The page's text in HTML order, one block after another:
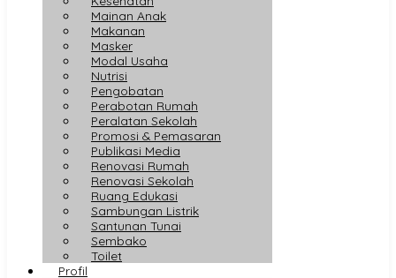
Mainan Anak
Makanan
Masker
Modal Usaha
Nutrisi
Pengobatan
Perabotan Rumah
Peralatan Sekolah
Promosi & Pemasaran
Publikasi Media
Renovasi Rumah
Renovasi Sekolah
Ruang Edukasi
Sambungan Listrik
Santunan Tunai
Sembako
Toilet
Profil